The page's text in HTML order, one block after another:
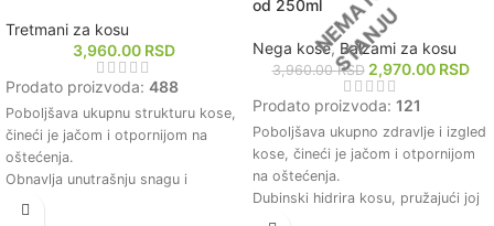
Tretmani za kosu
3,960.00 RSD
Prodato proizvoda: 488
Poboljšava ukupnu strukturu kose,
čineći je jačom i otpornijom na
oštećenja.
Obnavlja unutrašnju snagu i
elastičnost kose, smanjujući
od 250ml
Nega kose, Balzami za kosu
3,960.00RSD 2,970.00 RSD
Prodato proizvoda: 121
Poboljšava ukupno zdravlje i izgled
kose, čineći je jačom i otpornijom
na oštećenja.
Dubinski hidrira kosu, pružajući joj
potrebnu vlagu i smanjujući suvoću